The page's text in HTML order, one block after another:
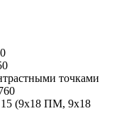
точками
15 (9х18 ПМ, 9х18